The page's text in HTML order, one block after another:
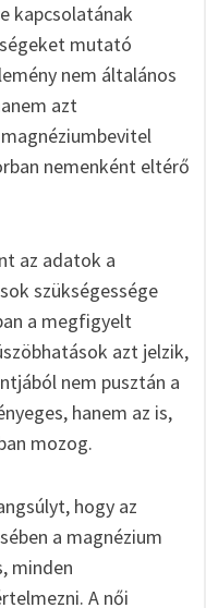
kapcsolatának
mutató
nem általános
azt
nemenként eltérő
az adatok a
szükségessége
a megfigyelt
azt jelzik,
nem pusztán a
hanem az is,
mozog.
hogy az
a magnézium
minden
A női